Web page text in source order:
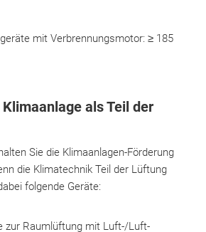
mit Verbrennungsmotor: ≥ 185
als Teil der
Sie die Klimaanlagen-Förderung
die Klimatechnik Teil der Lüftung
folgende Geräte:
zur Raumlüftung mit Luft-/Luft-